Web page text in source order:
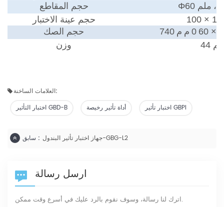
حجم المقاطع
Φ60 ملم ،
حجم عينة الاختبار
حجم الصك
740 × 60
0 م م
وزن
كجم
العلامات الساخنة:
اختبار التأثير GBD-B
أداة تأثير رخيصة اختبار تأثير GBPI
سابق : جهاز اختبار تأثير البندول-GBG-L2
ارسل رسالة
اترك لنا رسالة، وسوف نقوم بالرد عليك في أسرع وقت ممكن.